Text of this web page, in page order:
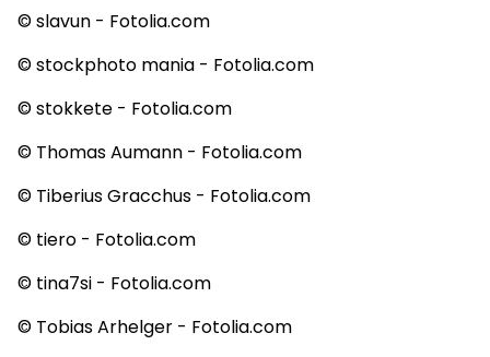
© slavun - Fotolia.com
© stockphoto mania - Fotolia.com
© stokkete - Fotolia.com
© Thomas Aumann - Fotolia.com
© Tiberius Gracchus - Fotolia.com
© tiero - Fotolia.com
© tina7si - Fotolia.com
© Tobias Arhelger - Fotolia.com